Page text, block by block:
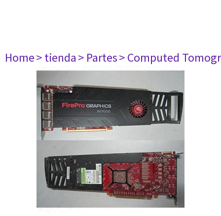
Home> tienda> Partes> Computed